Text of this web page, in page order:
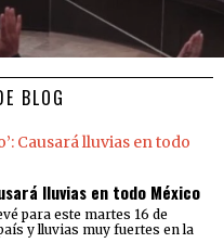
BLOG
lluvias en todo México
para este martes 16 de
y lluvias muy fuertes en la